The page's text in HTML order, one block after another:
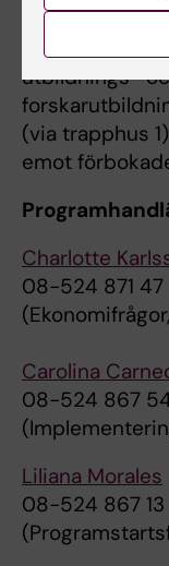
Alla
utbildnings-
(via trapphus
emot
Charlotte
08-524 871 47
Carolina
08-524 867
Liliana Morales
08-524 867 13